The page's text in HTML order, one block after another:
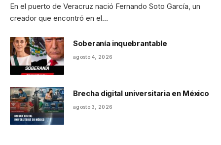
En el puerto de Veracruz nació Fernando Soto García, un
creador que encontró en el…
Soberanía inquebrantable
agosto 4, 2026
Brecha digital universitaria en México
agosto 3, 2026